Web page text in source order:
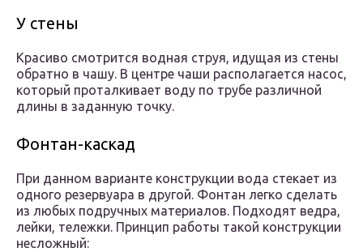
У стены
Красиво смотрится водная струя, идущая из стены
обратно в чашу. В центре чаши располагается насос,
который проталкивает воду по трубе различной
длины в заданную точку.
Фонтан-каскад
При данном варианте конструкции вода стекает из
одного резервуара в другой. Фонтан легко сделать
из любых подручных материалов. Подходят ведра,
лейки, тележки. Принцип работы такой конструкции
несложный: